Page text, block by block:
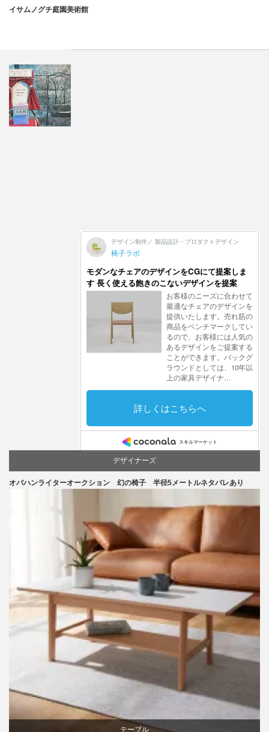
イサムノグチ庭園美術館
デザイナーズ
家具
椅子
オバハンライターオークション 幻の椅子 半径5メートルネタバレあり
テーブル